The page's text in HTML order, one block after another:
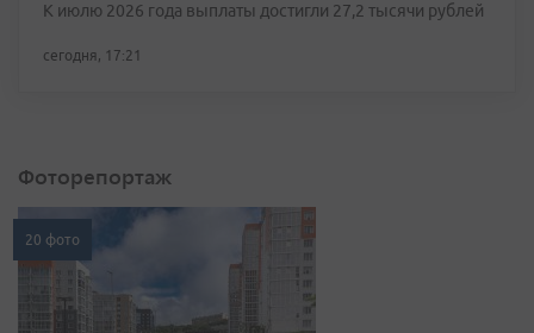
К июлю 2026 года выплаты достигли 27,2 тысячи рублей
сегодня, 17:21
Фоторепортаж
20 фото